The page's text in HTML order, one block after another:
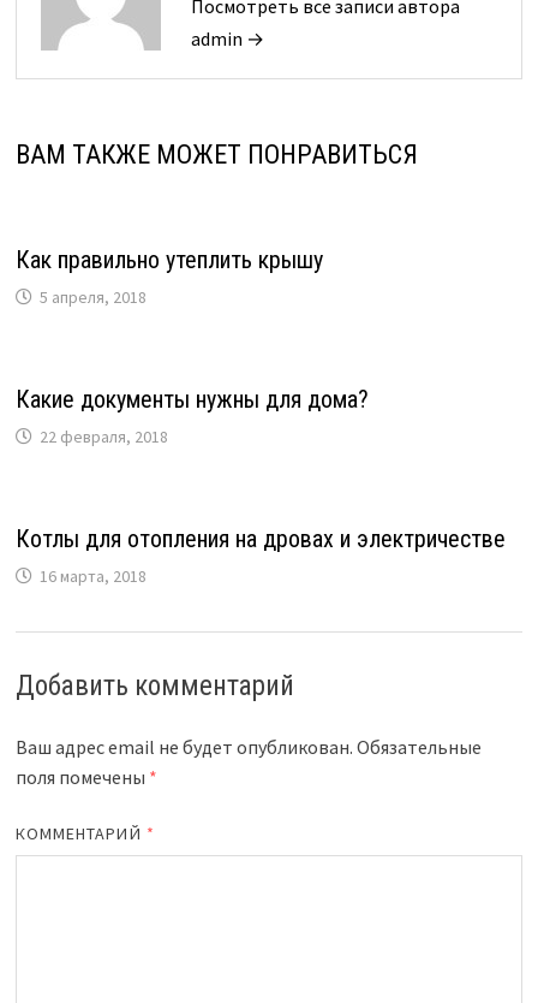
Посмотреть все записи автора
admin →
ВАМ ТАКЖЕ МОЖЕТ ПОНРАВИТЬСЯ
Как правильно утеплить крышу
5 апреля, 2018
Какие документы нужны для дома?
22 февраля, 2018
Котлы для отопления на дровах и электричестве
16 марта, 2018
Добавить комментарий
Ваш адрес email не будет опубликован. Обязательные
поля помечены *
КОММЕНТАРИЙ *